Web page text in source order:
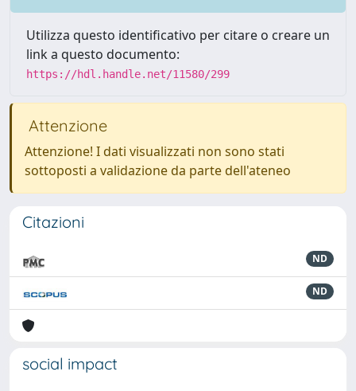
Utilizza questo identificativo per citare o creare un
link a questo documento:
https://hdl.handle.net/11580/299
Attenzione
Attenzione! I dati visualizzati non sono stati
sottoposti a validazione da parte dell'ateneo
Citazioni
ND
ND
social impact